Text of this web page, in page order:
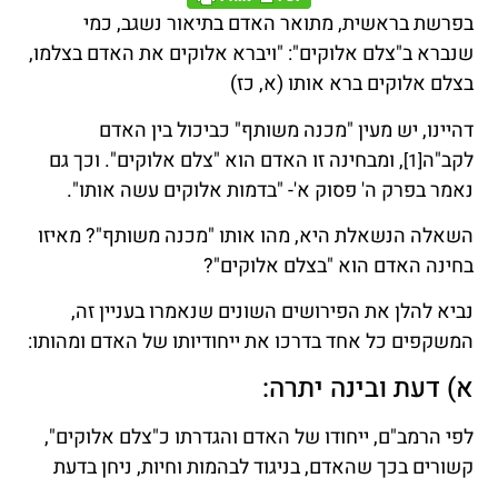
בפרשת בראשית, מתואר האדם בתיאור נשגב, כמי
שנברא ב"צלם אלוקים": "ויברא אלוקים את האדם בצלמו,
בצלם אלוקים ברא אותו (א, כז)
דהיינו, יש מעין "מכנה משותף" כביכול בין האדם
לקב"ה[1] , ומבחינה זו האדם הוא "צלם אלוקים". וכך גם
נאמר בפרק ה' פסוק א'- "בדמות אלוקים עשה אותו".
השאלה הנשאלת היא, מהו אותו "מכנה משותף"? מאיזו
בחינה האדם הוא "בצלם אלוקים"?
נביא להלן את הפירושים השונים שנאמרו בעניין זה,
המשקפים כל אחד בדרכו את ייחודיותו של האדם ומהותו:
א) דעת ובינה יתרה:
לפי הרמב"ם, ייחודו של האדם והגדרתו כ"צלם אלוקים",
קשורים בכך שהאדם, בניגוד לבהמות וחיות, ניחן בדעת